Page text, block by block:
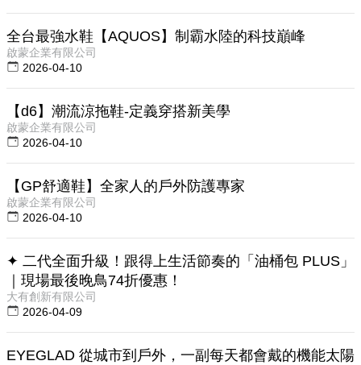
全台最強水鞋【AQUOS】制霸水陸的科技巔峰
啟蒙企業有限公司
2026-04-10
【d6】潮流涼拖鞋-定義穿搭新美學
啟蒙企業有限公司
2026-04-10
【GP舒適鞋】全家人的戶外防護專家
啟蒙企業有限公司
2026-04-10
✦ 二代全面升級！跟得上生活節奏的「油桶包 PLUS」
｜現場最後晚鳥74折優惠！
大有創新有限公司
2026-04-09
EYEGLAD 從城市到戶外，一副每天都會戴的機能太陽